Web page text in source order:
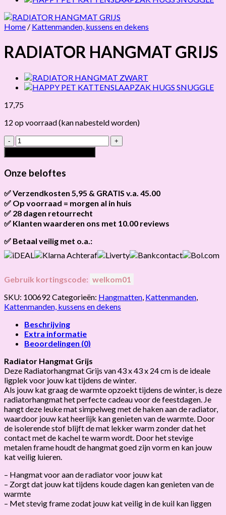
Home / Kattenmanden, kussens en dekens
RADIATOR HANGMAT GRIJS
17,75
12 op voorraad (kan nabesteld worden)
RADIATOR
HANGMAT
GRIJS
hoeveelheid
Onze beloftes
✅ Verzendkosten 5,95 & GRATIS v.a. 45.00
Brievenbus verzendingen zijn 3,95, een pakket 5,95 en
bestellingen v.a. 45,00 worden gratis verzonden.
✅ Op voorraad = morgen al in huis
Als het product op voorraad is en je bestelt vóór 13:00, wordt
hetvandaag nog verzonden.
✅ 28 dagen retourrecht
Niet tevreden? Geen probleem! Je hebt28 dagen
✅ Klanten waarderen ons met 10.00 reviews
✅ Betaal veilig met o.a.:
Gebruik kortingscode: welkom01
SKU: 100692 Categorieën: Hangmatten Kattenmanden
Kattenmanden, kussens en dekens
Beschrijving
Extra informatie
Beoordelingen (0)
Radiator Hangmat Grijs
Deze Radiatorhangmat Grijs van 43 x 43 x 24 cm is de ideale
ligplek voor jouw kat tijdens de winter.
Als jouw kat graag de warmte opzoekt tijdens de winter, is deze
radiatorhangmat het perfecte cadeau voor de feestdagen. Je
hangt deze leuke mat simpelweg met de haken aan de radiator,
waardoor jouw kat heerlijk kan genieten van de warmte. Door
de isolerende stof blijft de mat lekker warm zonder dat het
contact met de kachel te warm wordt. Door het stevige
metalen frame houdt de hangmat goed zijn vorm en kan jouw
kat veilig luieren.
– Hangmat voor aan de radiator voor jouw kat
– Zorgt dat jouw kat tijdens koude dagen kan genieten van de
warmte
– Met stevig frame zodat jouw kat veilig in de kuil kan liggen